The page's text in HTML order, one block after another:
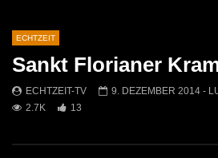
„Spirituelle Reise“ Vocalensemble
ECHTZEIT-TV
18. NOVEMBER 2024
ECHTZEIT
Sankt Florianer
ECHTZEIT-TV 9. DEZEMBER 2014 -
2.7K
13